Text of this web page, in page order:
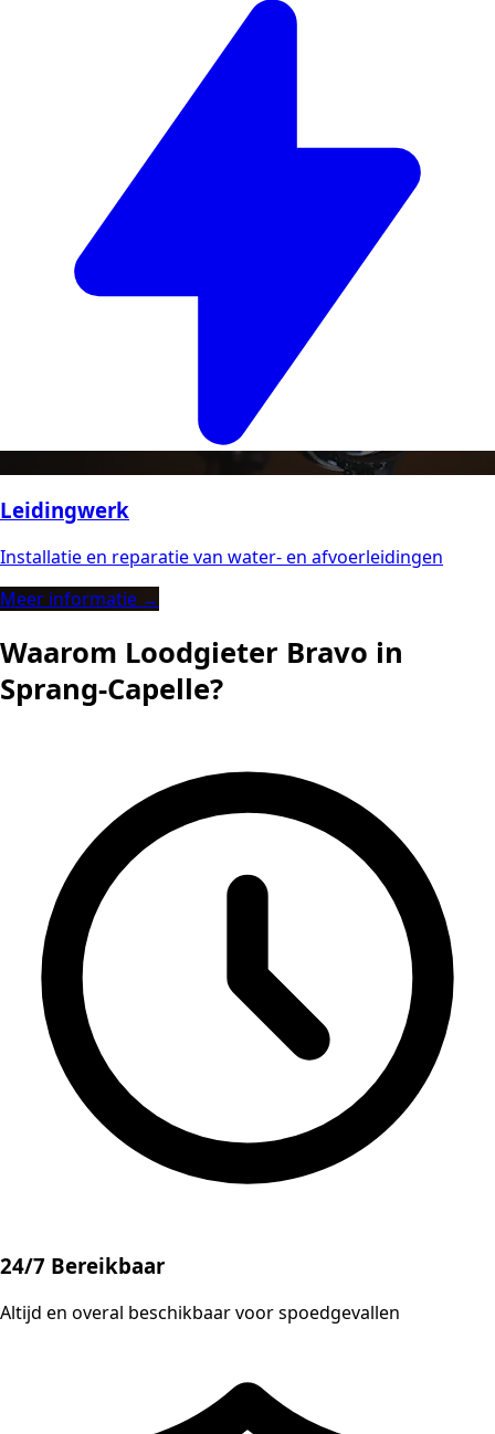
Leidingwerk
Installatie en reparatie van water- en afvoerleidingen
Meer informatie →
Waarom Loodgieter Bravo in
Sprang-Capelle?
24/7 Bereikbaar
Altijd en overal beschikbaar voor spoedgevallen